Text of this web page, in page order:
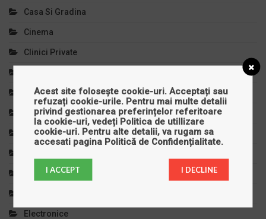
Casa Si Gradina
Cinema
Clinici Private
Copilul Tau
Cursuri Si Meditatii
Decoratiuni
Divertisment
Electronice
Acest site folosește cookie-uri. Acceptați sau
refuzați cookie-urile. Pentru mai multe detalii
privind gestionarea preferințelor referitoare
la cookie-uri, vedeți Politica de utillizare
cookie-uri. Pentru alte detalii, va rugam sa
accesati pagina Politică de Confidențialitate.
I ACCEPT I DECLINE